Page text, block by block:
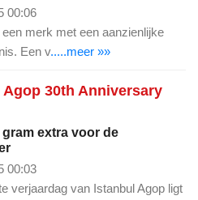
00:06
merk met een aanzienlijke
Een v.....meer »»
Agop 30th Anniversary
gram extra voor de
00:03
verjaardag van Istanbul Agop ligt